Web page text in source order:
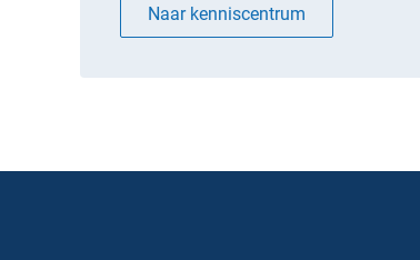
Naar kenniscentrum